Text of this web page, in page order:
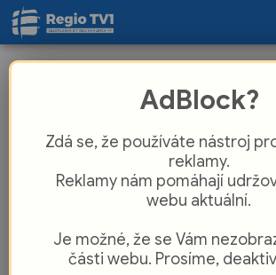
muž ničil výlohy i auta,
AdBlock?
Zdá se, že používáte nástroj
reklamy.
Reklamy nám pomáhají
webu aktuální.
Je možné, že se Vám
části webu. Prosíme,